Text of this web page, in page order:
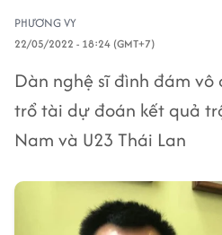
PHƯƠNG VY
22/05/2022 - 18:24 (GMT+7)
Dàn nghệ sĩ đình đám
trổ tài dự đoán kết quả
Nam và U23 Thái Lan